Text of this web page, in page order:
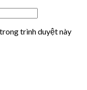
trình duyệt này